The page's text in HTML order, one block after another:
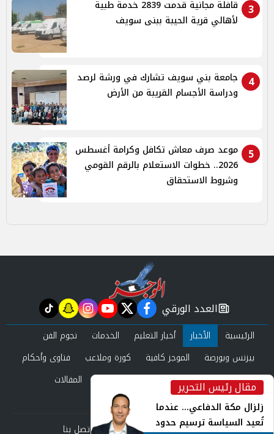
3
قافلة مجانية قدمت 2839 خدمة طبية
لأهالي قرية الحيبة ببنى سويف
4
جامعة بني سويف تشارك في ورشة لرصد
ودراسة الأجسام القريبة من الأرض
5
موعد صرف معاش تكافل وكرامة أغسطس
2026.. خطوات الاستعلام بالرقم القومي
وشروط الاستحقاق
مقال رئيس التحرير
زلزال مكة الدفاعي... عندما
تُعيد السياسة ترسيم حدود
newspaper
العدد الورقي facebook
twitter
youtube
instagram
snapchat
tiktok
الرئيسية الأخبار أخبار التعليم الخدمات
نجوم الفن
بيزنس وبورصة
الموجز كافية كورة وملاعب
فتاوى وأحكام
صحة وجمال
عرب وعالم حوادث ومحاكم
المقالات
العدد الورقي
من نحن
سياسة الخصوصية اتصل بنا